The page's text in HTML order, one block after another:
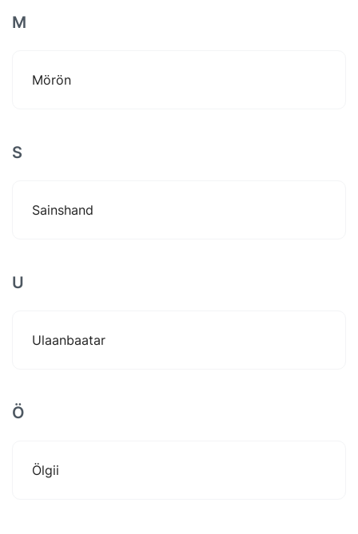
M
Mörön
S
Sainshand
U
Ulaanbaatar
Ö
Ölgii